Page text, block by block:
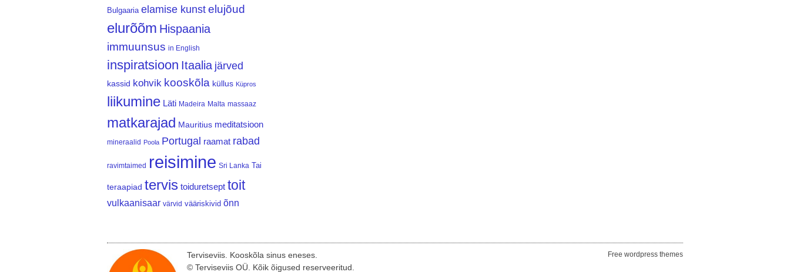
Bulgaaria elamise kunst elujõud
elurõõm Hispaania
immuunsus in English
inspiratsioon Itaalia järved
kassid kohvik kooskõla küllus Küpros
liikumine Läti Madeira Malta massaaz
matkarajad Mauritius meditatsioon
mineraalid Poola Portugal raamat rabad
ravimtaimed reisimine Sri Lanka Tai
teraapiad tervis toiduretsept toit
vulkaanisaar värvid vääriskivid õnn
Terviseviis. Kooskõla sinus eneses.
© Terviseviis OÜ. Kõik õigused reserveeritud.
Free wordpress themes